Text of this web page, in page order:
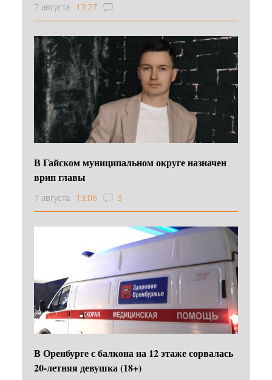
7 августа 13:27
В Гайском муниципальном округе назначен
врип главы
7 августа 13:06 3
В Оренбурге с балкона на 12 этаже сорвалась
20-летняя девушка (18+)